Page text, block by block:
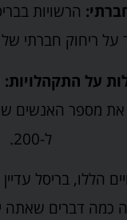
הרשויות
ריחוק חברתי של
על התקהלויות:
את מספר האנשים
ל-200.
הללו, בריסל
כמה דברים שאתה